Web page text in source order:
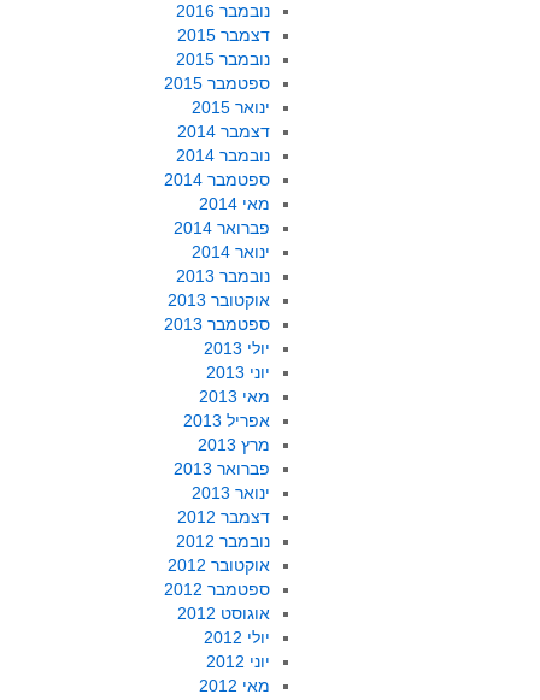
נובמבר 2016
דצמבר 2015
נובמבר 2015
ספטמבר 2015
ינואר 2015
דצמבר 2014
נובמבר 2014
ספטמבר 2014
מאי 2014
פברואר 2014
ינואר 2014
נובמבר 2013
אוקטובר 2013
ספטמבר 2013
יולי 2013
יוני 2013
מאי 2013
אפריל 2013
מרץ 2013
פברואר 2013
ינואר 2013
דצמבר 2012
נובמבר 2012
אוקטובר 2012
ספטמבר 2012
אוגוסט 2012
יולי 2012
יוני 2012
מאי 2012